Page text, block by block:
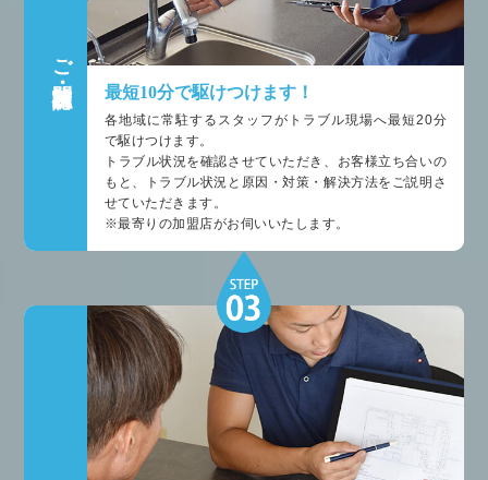
ご訪問・状況確認
最短10分で駆けつけます！
各地域に常駐するスタッフがトラブル現場へ最短20分
で駆けつけます。
トラブル状況を確認させていただき、お客様立ち合いの
もと、トラブル状況と原因・対策・解決方法をご説明さ
せていただきます。
※最寄りの加盟店がお伺いいたします。